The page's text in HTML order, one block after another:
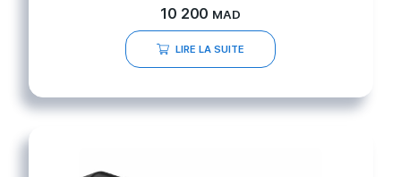
10 200 MAD
LIRE LA SUITE